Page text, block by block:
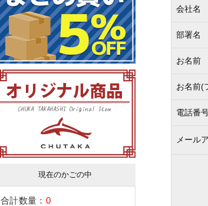
現在のかごの中
合計数量： 0
会社名
部署名
お名前
お名前(
電話番
メール